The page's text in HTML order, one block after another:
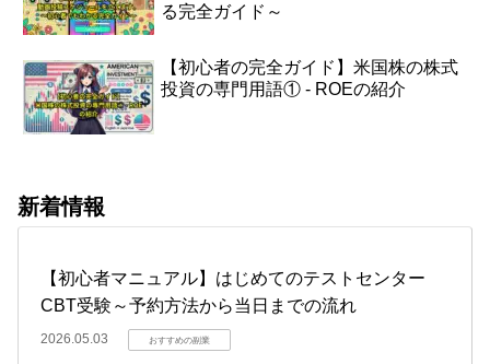
る完全ガイド～
【初心者の完全ガイド】米国株の株式
投資の専門用語① - ROEの紹介
新着情報
【初心者マニュアル】はじめてのテストセンター
CBT受験～予約方法から当日までの流れ
2026.05.03 おすすめの副業